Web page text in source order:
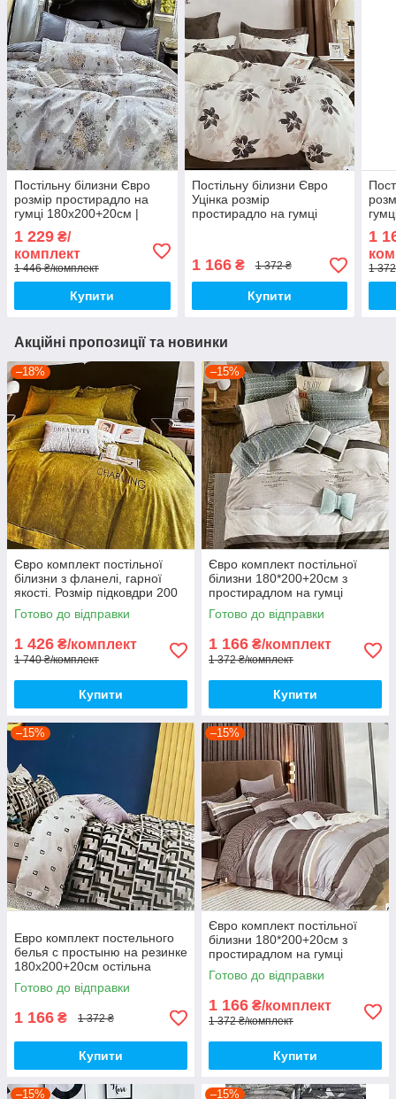
Постільну білизни Євро
розмір простирадло на
гумці 180х200+20см |
Комплект постільної
білизни Фланель
1 229 ₴/
комплект
1 446 ₴/комплект
Купити
Постільну білизни Євро
Уцінка розмір
простирадло на гумці
Фланель
1 166₴ 1 372 ₴
Купити
1
1
Акційні пропозиції та новинки
–18%
Євро комплект постільної
білизни з фланелі, гарної
якості. Розмір підковдри 200
на 220
Готово до відправки
1 426 ₴/комплект
1 740 ₴/комплект
Купити
–15%
Євро комплект постільної
білизни 180*200+20см з
простирадлом на гумці
Постільна білизна з фланелі
євро розмір
Готово до відправки
1 166 ₴/комплект
1 372 ₴/комплект
Купити
–15%
Евро комплект постельного
белья с простыню на резинке
180х200+20см остільна
білизна Євро комплект
Готово до відправки
1 166 ₴ 1 372 ₴
Купити
–15%
Євро комплект постільної
білизни 180*200+20см з
простирадлом на гумці
Постільна білизна з фланелі
євро розмір
Готово до відправки
1 166 ₴/комплект
1 372 ₴/комплект
Купити
–15% –15%